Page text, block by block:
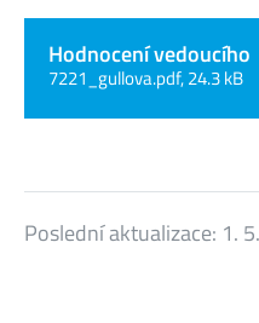
Hodnocení vedoucího
7221_gullova.pdf, 24.3 kB
Poslední aktualizace: 1.